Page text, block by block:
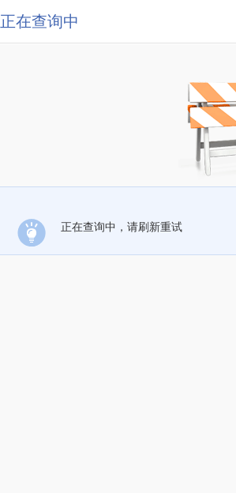
正在查询中
正在查询中，请刷新重试